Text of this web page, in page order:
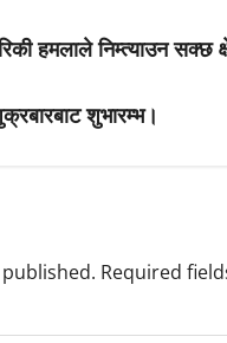
हमलाले निम्त्याउन सक्छ
शुभारम्भ।
Required